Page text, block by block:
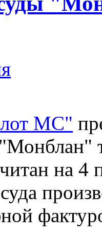
МС"
на 4